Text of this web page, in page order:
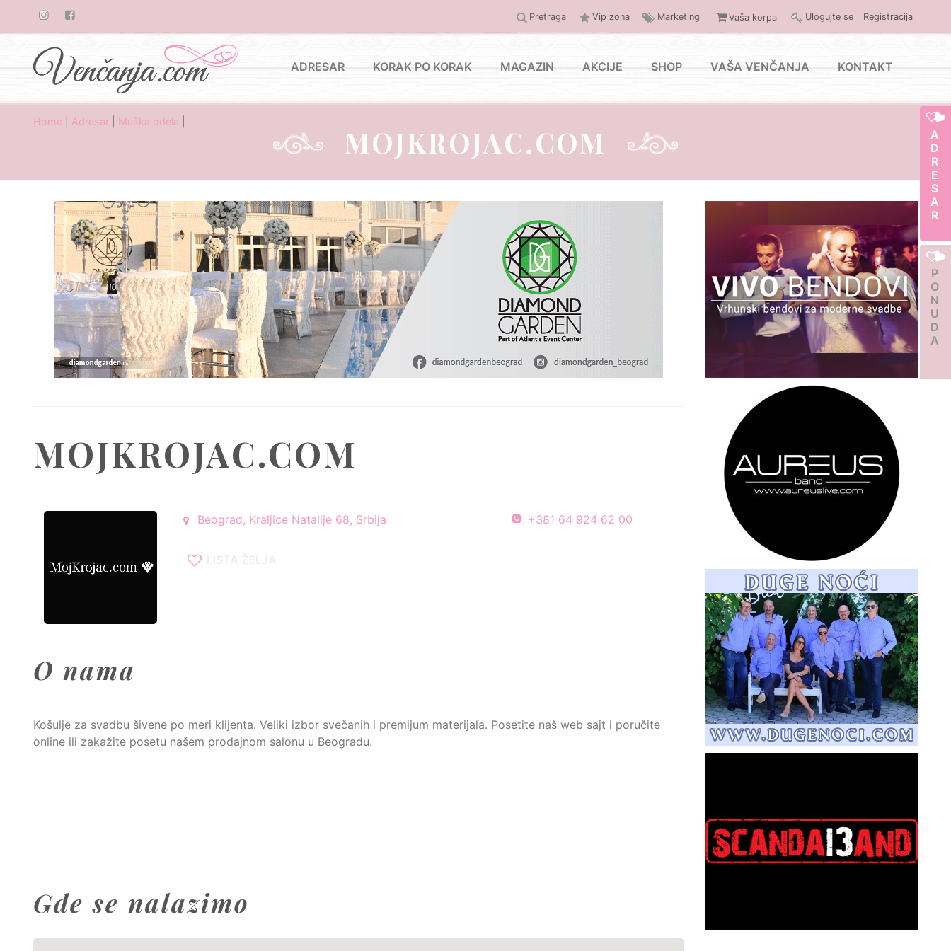
Pretraga Vip zona Marketing Vaša korpa Ulogujte se Registracija
ADRESAR KORAK PO KORAK MAGAZIN AKCIJE SHOP VAŠA VENČANJA KONTAKT
ADRESAR
PONUDA
Home Adresar Muška odela
MOJKROJAC.COM
MOJKROJAC.COM
Beograd, Kraljice Natalije 68, Srbija +381 64 924 62 00
O nama
Košulje za svadbu šivene po meri klijenta. Veliki izbor svečanih i premijum materijala. Posetite naš web sajt i poručite
online ili zakažite posetu našem prodajnom salonu u Beogradu.
Gde se nalazimo